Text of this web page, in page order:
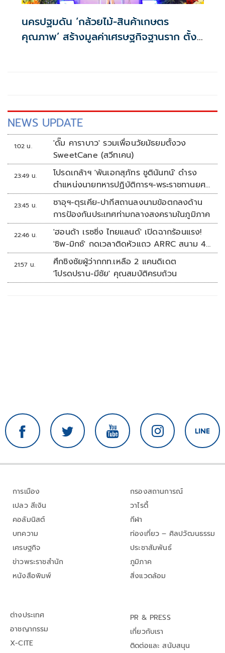
นครปฐมดัน ‘กล้วยไม้-สินค้าเกษตร
คุณภาพ’ สร้างมูลค่าเศรษฐกิจฐานราก ตั้ง
NEWS UPDATE
1:02 น.
'ดั๊ม คาราบาว' รวมเพื่อนวัยมัธยมตั้งวง
SweetCane (สวีทเคน)
23:49 น.
โปรดเกล้าฯ 'พันเอกสุภัทร ชูตินันทน์' ดำรง
ตำแหน่งนายทหารปฏิบัติการฯ-พระราชทานยศ
'พลตรี'
23:45 น.
ซาอุฯ-ตุรเคีย-ปากีสถานลงนามข้อตกลงด้าน
การป้องกันประเทศท่ามกลางสงครามในภูมิภาค
22:46 น.
'ฮอนด้า เรซซิ่ง ไทยแลนด์' เปิดฉากร้อนแรง!
'ชิพ-มิกซ์' กดเวลาติดหัวแถว ARRC สนาม 4
ที่มัลดาลิกา
21:57 น.
ศึกชิงชัยผู้ว่ากกท.เหลือ 2 แคนดิเดต
'โปรดปราน-มีชัย' คุณสมบัติครบถ้วน
การเมือง
เปลว สีเงิน
คอลัมนิสต์
บทความ
เศรษฐกิจ
ข่าวพระราชสำนัก
หนังสือพิมพ์
กรองสถานการณ์
วาไรตี้
กีฬา
ท่องเที่ยว – ศิลปวัฒนธรรม
ประชาสัมพันธ์
ภูมิภาค
สิ่งแวดล้อม
ต่างประเทศ
อาชญากรรม
X-CITE
PR & PRESS
เกี่ยวกับเรา
ติดต่อและ สนับสนุน